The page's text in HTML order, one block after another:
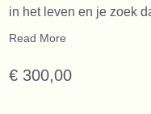
in het leven en je zoek
Read More
€ 300,00